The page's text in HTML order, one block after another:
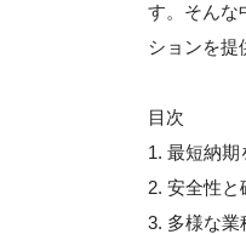
す。そんな
ションを提
目次
1. 最短納期
2. 安全性と
3. 多様な業